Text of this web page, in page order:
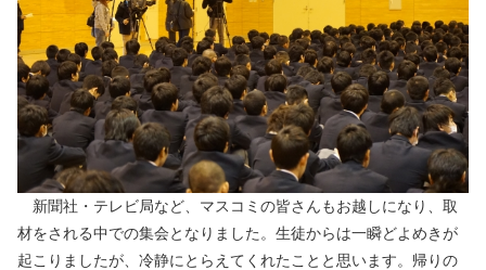
新聞社・テレビ局など、マスコミの皆さんもお越しになり、取
材をされる中での集会となりました。生徒からは一瞬どよめきが
起こりましたが、冷静にとらえてくれたことと思います。帰りの